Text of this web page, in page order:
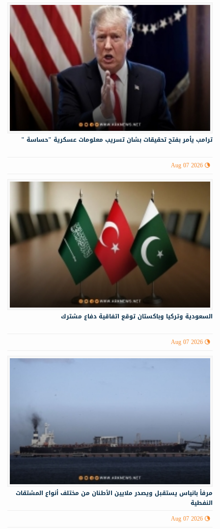
ترامب يأمر بفتح تحقيقات بشان تسريب معلومات عسكرية "حساسة "
Aug 07 2026
السعودية وتركيا وباكستان توقع اتفاقية دفاع مشترك
Aug 07 2026
مرفأ بانياس يستقبل ويصدر ملايين الأطنان من مختلف أنواع المشتقات
النفطية
Aug 07 2026